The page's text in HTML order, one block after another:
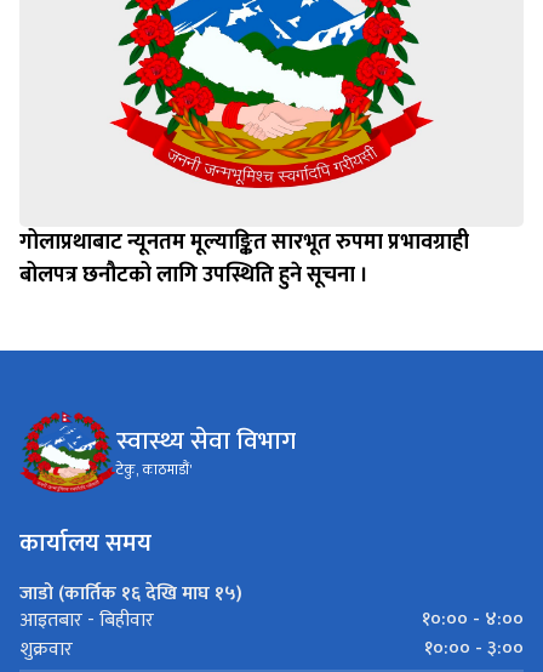
गोलाप्रथाबाट न्यूनतम मूल्याङ्कित सारभूत रुपमा प्रभावग्राही
बोलपत्र छनौटको लागि उपस्थिति हुने सूचना ।
स्वास्थ्य सेवा विभाग
टेकु, काठमाडौं'
कार्यालय समय
जाडो (कार्तिक १६ देखि माघ १५)
आइतबार - बिहीवार
१०:०० - ४:००
शुक्रवार
१०:०० - ३:००